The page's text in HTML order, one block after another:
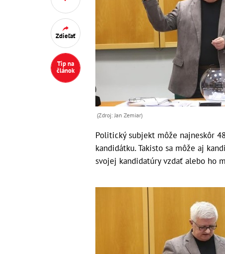
Zdieľať
Tip na
článok
(Zdroj: Jan Zemiar)
Politický subjekt môže najneskôr
kandidátku. Takisto sa môže aj
svojej kandidatúry vzdať alebo ho